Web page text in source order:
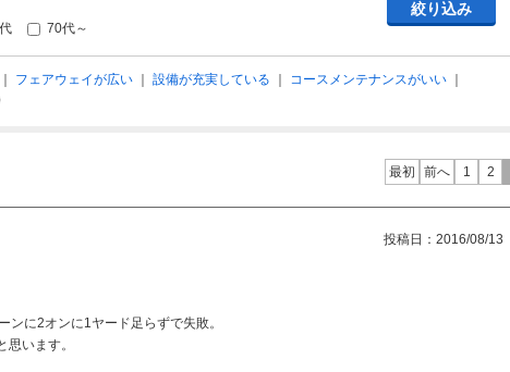
70代～
フェアウェイが広い 設備が充実している コースメンテナンスがいい
最初 前へ 1 2
投稿日：2016/08/13
ンに2オンに1ヤード足らずで失敗。
います。